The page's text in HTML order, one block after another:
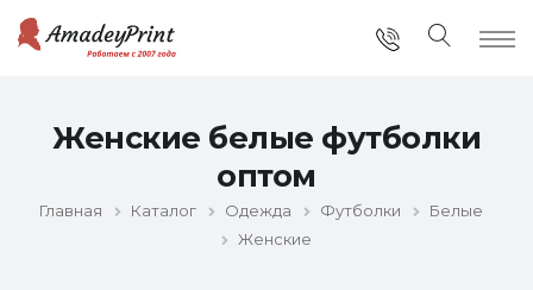
Женские белые футболки
оптом
Главная Каталог Одежда Футболки
Белые
Женские